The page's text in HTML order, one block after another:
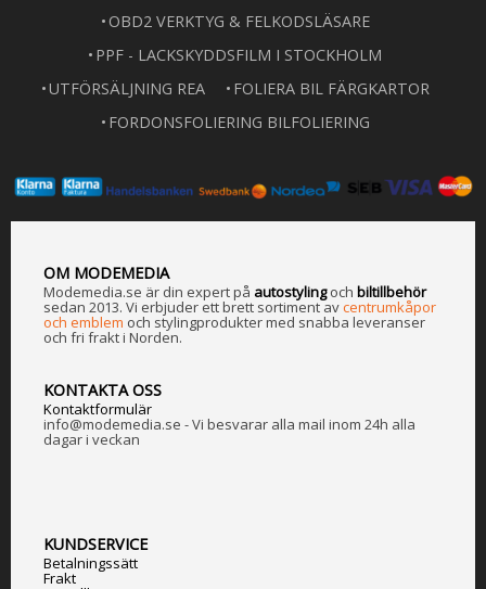
OBD2 VERKTYG & FELKODSLÄSARE
PPF - LACKSKYDDSFILM I STOCKHOLM
UTFÖRSÄLJNING REA
FOLIERA BIL FÄRGKARTOR
FORDONSFOLIERING BILFOLIERING
OM MODEMEDIA
Modemedia.se är din expert på autostylingoch biltillbehör
sedan 2013. Vi erbjuder ett brett sortiment avcentrumkåpor
och emblem och stylingprodukter med snabba leveranser
och fri frakt i Norden.
KONTAKTA OSS
Kontaktformulär
info@modemedia.se - Vi besvarar alla mail inom 24h alla
dagar i veckan
KUNDSERVICE
Betalningssätt
Frakt